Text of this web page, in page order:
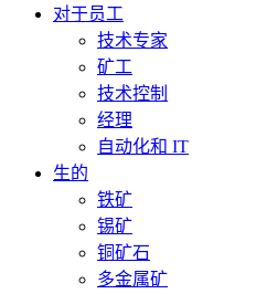
对于员工
技术专家
矿工
技术控制
经理
自动化和 IT
生的
铁矿
锡矿
铜矿石
多金属矿